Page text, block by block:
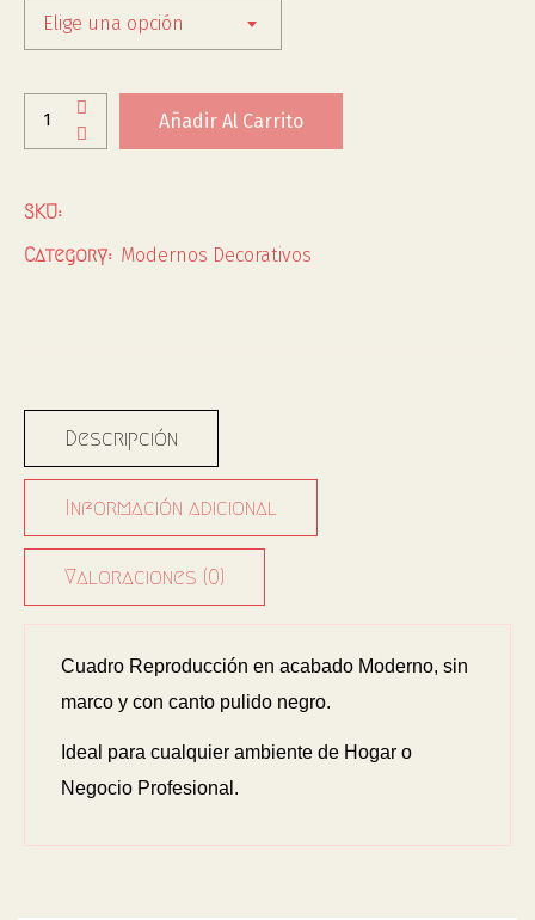
Elige una opción
Añadir Al Carrito
SKU:
Category: Modernos Decorativos
Descripción
Información adicional
Valoraciones (0)
Cuadro Reproducción en acabado Moderno, sin
marco y con canto pulido negro.
Ideal para cualquier ambiente de Hogar o
Negocio Profesional.